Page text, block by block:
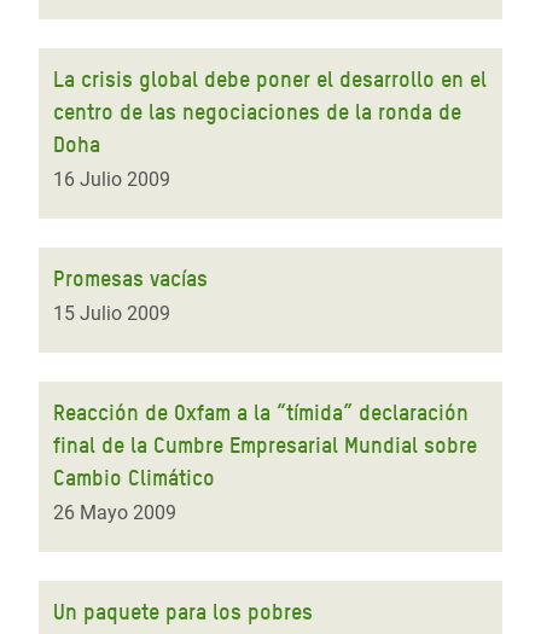
La crisis global debe poner el desarrollo en el
centro de las negociaciones de la ronda de
Doha
16 Julio 2009
Promesas vacías
15 Julio 2009
Reacción de Oxfam a la “tímida” declaración
final de la Cumbre Empresarial Mundial sobre
Cambio Climático
26 Mayo 2009
Un paquete para los pobres